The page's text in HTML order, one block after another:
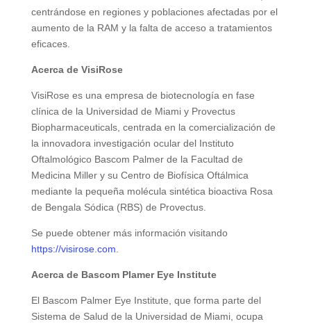
centrándose en regiones y poblaciones afectadas por el
aumento de la RAM y la falta de acceso a tratamientos
eficaces.
Acerca de VisiRose
VisiRose es una empresa de biotecnología en fase
clínica de la Universidad de Miami y Provectus
Biopharmaceuticals, centrada en la comercialización de
la innovadora investigación ocular del Instituto
Oftalmológico Bascom Palmer de la Facultad de
Medicina Miller y su Centro de Biofísica Oftálmica
mediante la pequeña molécula sintética bioactiva Rosa
de Bengala Sódica (RBS) de Provectus.
Se puede obtener más información visitando
https://visirose.com
Acerca de Bascom Plamer Eye Institute
El Bascom Palmer Eye Institute, que forma parte del
Sistema de Salud de la Universidad de Miami, ocupa